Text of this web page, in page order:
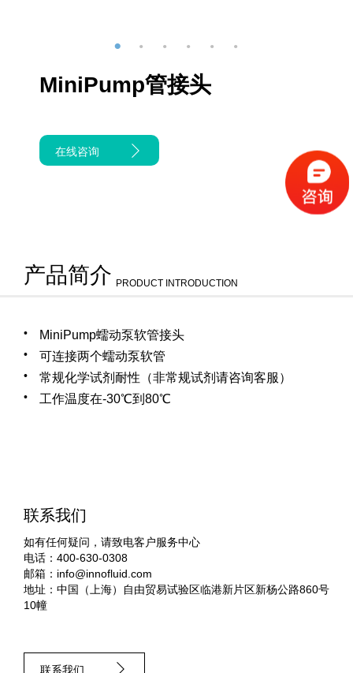
MiniPump管接头
在线咨询
产品简介 PRODUCT INTRODUCTION
MiniPump蠕动泵软管接头
可连接两个蠕动泵软管
常规化学试剂耐性（非常规试剂请咨询客服）
工作温度在-30℃到80℃
联系我们
如有任何疑问，请致电客户服务中心
电话：400-630-0308
邮箱： info@innofluid.com
地址：中国（上海）自由贸易试验区临港新片区新杨公路860号
10幢
联系我们